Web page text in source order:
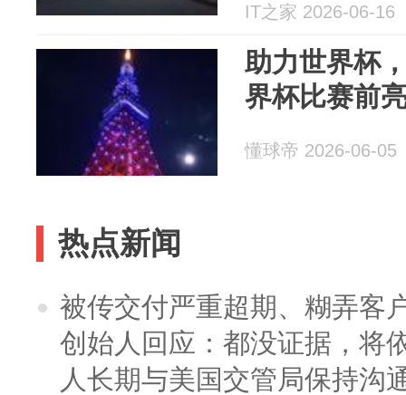
IT之家 2026-06-16
助力世界杯
界杯比赛前
懂球帝 2026-06-05
热点新闻
被传交付严重超期、糊弄客
创始人回应：都没证据，将
人长期与美国交管局保持沟